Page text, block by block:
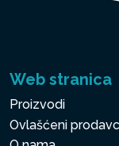
Web stranica
Proizvodi
Ovlašćeni